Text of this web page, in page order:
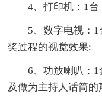
4、打印机：1
5、数字电视：
奖过程的视觉效果;
6、功放喇叭：
及做为主持人话筒的